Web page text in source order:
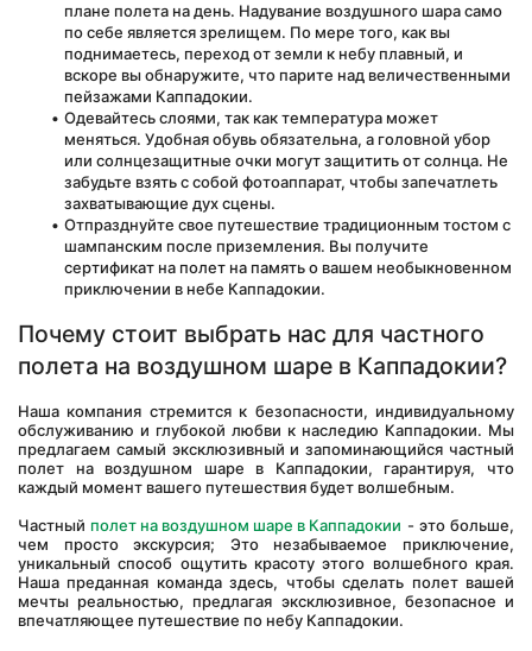
плане полета на день. Надувание воздушного шара само
по себе является зрелищем. По мере того, как вы
поднимаетесь, переход от земли к небу плавный, и
вскоре вы обнаружите, что парите над величественными
пейзажами Каппадокии.
Одевайтесь слоями, так как температура может
меняться. Удобная обувь обязательна, а головной убор
или солнцезащитные очки могут защитить от солнца. Не
забудьте взять с собой фотоаппарат, чтобы запечатлеть
захватывающие дух сцены.
Отпразднуйте свое путешествие традиционным тостом с
шампанским после приземления. Вы получите
сертификат на полет на память о вашем необыкновенном
приключении в небе Каппадокии.
Почему стоит выбрать нас для частного
полета на воздушном шаре в Каппадокии?
Наша компания стремится к безопасности, индивидуальному
обслуживанию и глубокой любви к наследию Каппадокии. Мы
предлагаем самый эксклюзивный и запоминающийся частный
полет на воздушном шаре в Каппадокии, гарантируя, что
каждый момент вашего путешествия будет волшебным.
Частный полет на воздушном шаре в Каппадокии - это больше,
чем просто экскурсия; Это незабываемое приключение,
уникальный способ ощутить красоту этого волшебного края.
Наша преданная команда здесь, чтобы сделать полет вашей
мечты реальностью, предлагая эксклюзивное, безопасное и
впечатляющее путешествие по небу Каппадокии.